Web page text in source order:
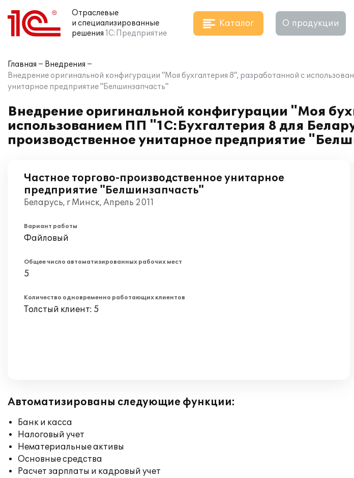
Отраслевые
и специализированные
решения 1С:Предприятие
Каталог О продукции
Главная
Внедрения
Внедрение оригинальной конфигурации "Моя бухгалтерия 8", разработанной с
унитарное предприятие "Белшинзапчасть"
Внедрение оригинальной конфигурации "Моя
использованием ПП "1С:Бухгалтерия 8 для
производственное унитарное предприятие
Частное торгово-производственное унитарное
предприятие "Белшинзапчасть"
Беларусь, г Минск, Апрель 2011
Вариант работы
Файловый
Общее число автоматизированных рабочих мест
5
Количество одновременно работающих клиентов
Толстый клиент: 5
Автоматизированы следующие функции:
Банк и касса
Налоговый учет
Нематериальные активы
Основные средства
Расчет зарплаты и кадровый учет